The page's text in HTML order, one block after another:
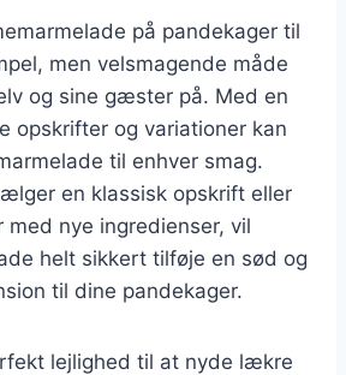
på pandekager til
men velsmagende måde
og sine gæster på. Med en
opskrifter og variationer kan
til enhver smag.
en klassisk opskrift eller
med nye ingredienser, vil
helt sikkert tilføje en sød og
til dine pandekager.
lejlighed til at nyde lækre